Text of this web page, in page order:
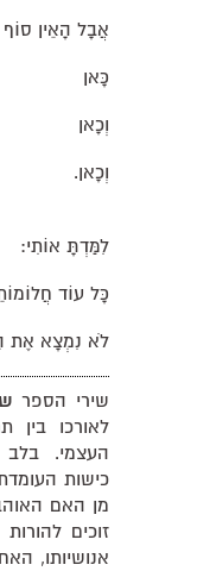
אֲבָל הָאֵין
כָּאן
וְכָאן
וְכָאן.
לִמַּדְתָּ אוֹתִי:
כָּל עוֹד
לֹא נִמְצָא אֶת
שירי הספר
לאורכו בין
העצמי. בלב
כישות
מן האם
זוכים
אנושיותו,